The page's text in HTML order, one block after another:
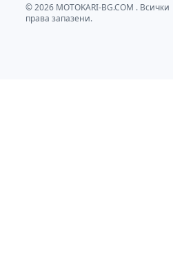
b
o
u
b
e
d
© 2026 MOTOKARI-BG.COM . Всички
права запазени.